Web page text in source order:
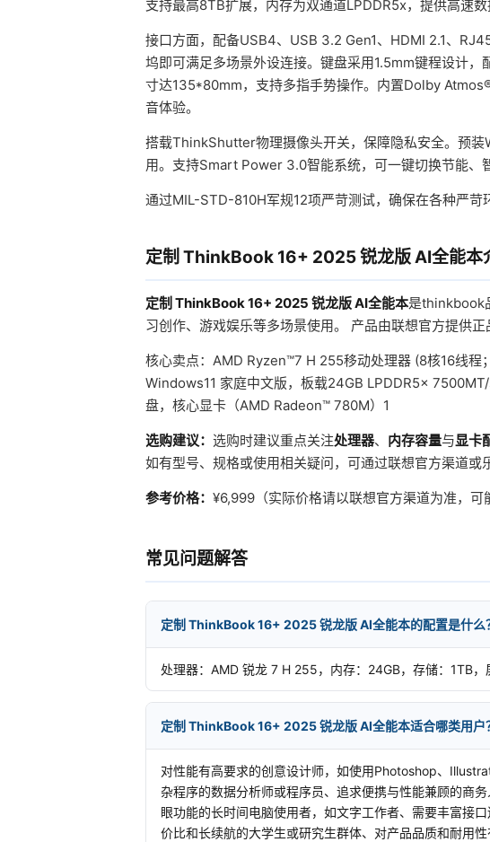
支持最高8TB扩展，内存为双通道LPDDR5x，提供高速数
接口方面，配备USB4、USB 3.2 Gen1、HDMI 2.1、
坞即可满足多场景外设连接。键盘采用1.5mm键程设计
寸达135*80mm，支持多指手势操作。内置Dolby
音体验。
搭载ThinkShutter物理摄像头开关，保障隐私安全。预
用。支持Smart Power 3.0智能系统，可一键切换节能、
通过MIL-STD-810H军规12项严苛测试，确保在各种严苛
定制 ThinkBook 16+ 2025 锐龙版 AI全能本
定制 ThinkBook 16+ 2025 锐龙版 AI全能本是thinkbook
习创作、游戏娱乐等多场景使用。 产品由联想官方提供正
核心卖点：AMD Ryzen™7 H 255移动处理器 (8核16线程
Windows11 家庭中文版，板载24GB LPDDR5x
盘，核心显卡（AMD Radeon™ 780M）1
选购建议： 选购时建议重点关注处理器、 内存容量与显卡
如有型号、规格或使用相关疑问，可通过联想官方渠道或
参考价格： ¥6,999（实际价格请以联想官方渠道为准，可
常见问题解答
定制 ThinkBook 16+ 2025 锐龙版 AI全能本的配置是什么
处理器：AMD 锐龙 7 H 255，内存：24GB，存储：1TB，
定制 ThinkBook 16+ 2025 锐龙版 AI全能本适合哪类用户
对性能有高要求的创意设计师，如使用Photoshop、
杂程序的数据分析师或程序员、追求便携与性能兼顾的商
眼功能的长时间电脑使用者，如文字工作者、需要丰富接
价比和长续航的大学生或研究生群体、对产品品质和耐用